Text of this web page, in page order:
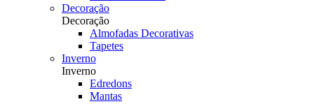
Decoração
Decoração
Almofadas Decorativas
Tapetes
Inverno
Inverno
Edredons
Mantas